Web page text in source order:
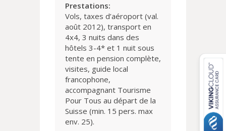
Prestations:
Vols, taxes d’aéroport (val.
août 2012), transport en
4x4, 3 nuits dans des
hôtels 3-4* et 1 nuit sous
tente en pension complète,
visites, guide local
francophone,
accompagnant Tourisme
Pour Tous au départ de la
Suisse (min. 15 pers. max
env. 25).